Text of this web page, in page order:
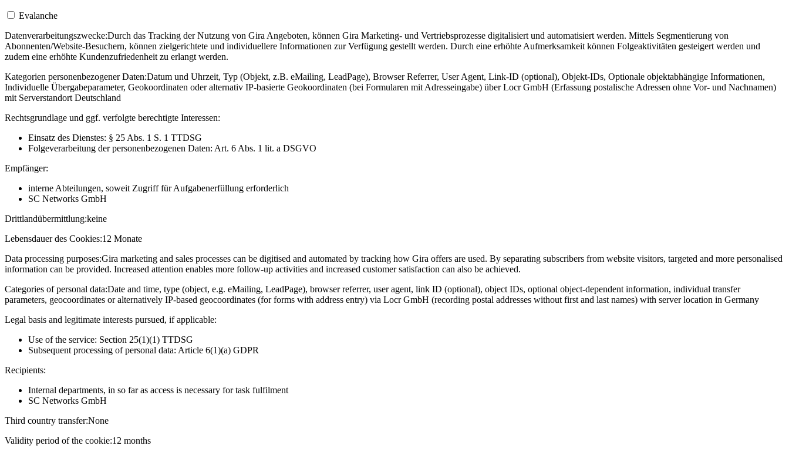
Evalanche
Datenverarbeitungszwecke:Durch das Tracking der Nutzung von Gira Angeboten, können Gira Marketing- und Vertriebsprozesse digitalisiert und automatisiert werden. Mittels Segmentierung von
Abonnenten/Website-Besuchern, können zielgerichtete und individuellere Informationen zur Verfügung gestellt werden. Durch eine erhöhte Aufmerksamkeit können Folgeaktivitäten gesteigert werden und
zudem eine erhöhte Kundenzufriedenheit zu erlangt werden.
Kategorien personenbezogener Daten:Datum und Uhrzeit, Typ (Objekt, z.B. eMailing, LeadPage), Browser Referrer, User Agent, Link-ID (optional), Objekt-IDs, Optionale objektabhängige Informationen,
Individuelle Übergabeparameter, Geokoordinaten oder alternativ IP-basierte Geokoordinaten (bei Formularen mit Adresseingabe) über Locr GmbH (Erfassung postalische Adressen ohne Vor- und Nachnamen)
mit Serverstandort Deutschland
Rechtsgrundlage und ggf. verfolgte berechtigte Interessen:
Einsatz des Dienstes: § 25 Abs. 1 S. 1 TTDSG
Folgeverarbeitung der personenbezogenen Daten: Art. 6 Abs. 1 lit. a DSGVO
Empfänger:
interne Abteilungen, soweit Zugriff für Aufgabenerfüllung erforderlich
SC Networks GmbH
Drittlandübermittlung:keine
Lebensdauer des Cookies:12 Monate
Data processing purposes:Gira marketing and sales processes can be digitised and automated by tracking how Gira offers are used. By separating subscribers from website visitors, targeted and more personalised
information can be provided. Increased attention enables more follow-up activities and increased customer satisfaction can also be achieved.
Categories of personal data:Date and time, type (object, e.g. eMailing, LeadPage), browser referrer, user agent, link ID (optional), object IDs, optional object-dependent information, individual transfer
parameters, geocoordinates or alternatively IP-based geocoordinates (for forms with address entry) via Locr GmbH (recording postal addresses without first and last names) with server location in Germany
Legal basis and legitimate interests pursued, if applicable:
Use of the service: Section 25(1)(1) TTDSG
Subsequent processing of personal data: Article 6(1)(a) GDPR
Recipients:
Internal departments, in so far as access is necessary for task fulfilment
SC Networks GmbH
Third country transfer:None
Validity period of the cookie:12 months